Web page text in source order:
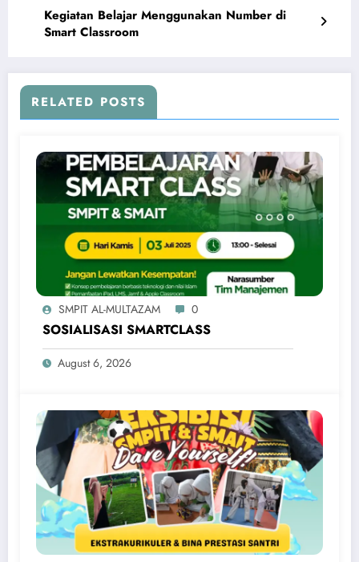
Kegiatan Belajar Menggunakan Number di
Smart Classroom
RELATED POSTS
SMPIT AL-MULTAZAM 0
SOSIALISASI SMARTCLASS
August 6, 2026